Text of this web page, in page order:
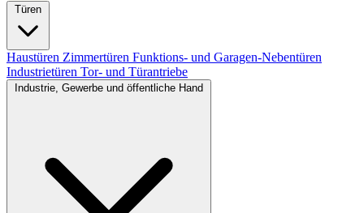
Haustüren Zimmertüren Funktions- und Garagen-Nebentüren
Industrietüren Tor- und Türantriebe